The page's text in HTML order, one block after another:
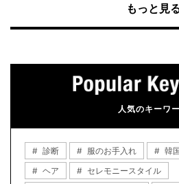
もっと見
人気のキーワ
診断 服のお手入れ 韓
ヘア
セレモニースタイル